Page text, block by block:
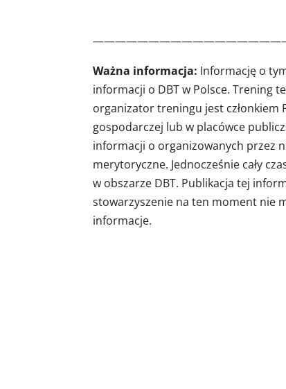
Ważna informacja: Informację o
informacji o DBT w Polsce. Trening
organizator treningu jest członkiem
gospodarczej lub w placówce
informacji o organizowanych przez
merytoryczne. Jednocześnie cały
w obszarze DBT. Publikacja tej
stowarzyszenie na ten moment nie
informacje.